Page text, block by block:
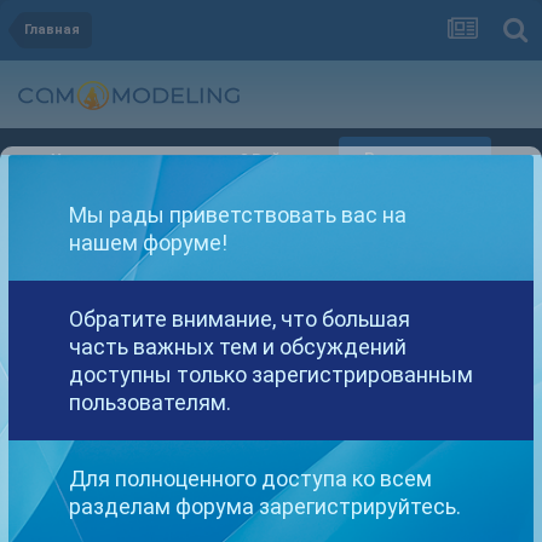
Главная
Уже зарегистрированы? Войти Регистрация
Другие варианты поиска
Найдено: 1 результат
СОРТИРОВКА
Мы рады приветствовать вас на
нашем форуме!
Обратите внимание, что большая
часть важных тем и обсуждений
доступны только зарегистрированным
пользователям.
Для полноценного доступа ко всем
разделам форума зарегистрируйтесь.